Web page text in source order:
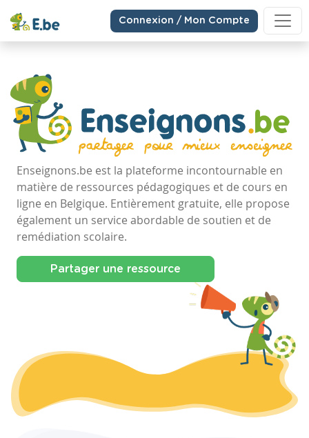
Connexion / Mon Compte
Enseignons.be est la plateforme incontournable en
matière de ressources pédagogiques et de cours en
ligne en Belgique. Entièrement gratuite, elle propose
également un service abordable de soutien et de
remédiation scolaire.
Partager une ressource